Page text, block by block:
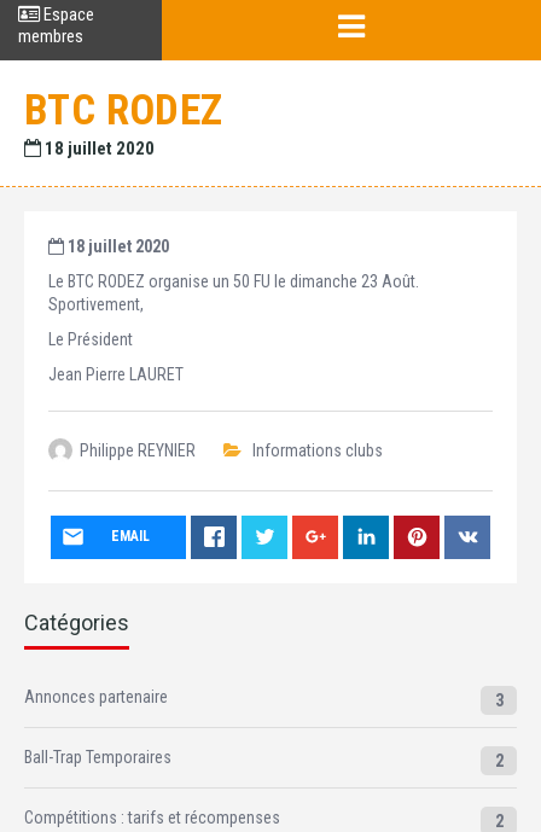
Espace
membres
BTC RODEZ
18 juillet 2020
18 juillet 2020
Le BTC RODEZ organise un 50 FU le dimanche 23 Août.
Sportivement,
Le Président
Jean Pierre LAURET
Philippe REYNIER Informations clubs
EMAIL
Catégories
Annonces partenaire 3
Ball-Trap Temporaires 2
Compétitions : tarifs et récompenses 2